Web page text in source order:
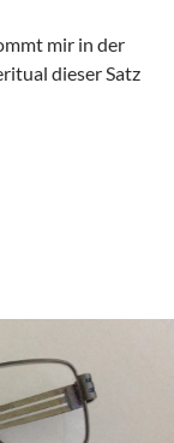
mir in der
dieser Satz